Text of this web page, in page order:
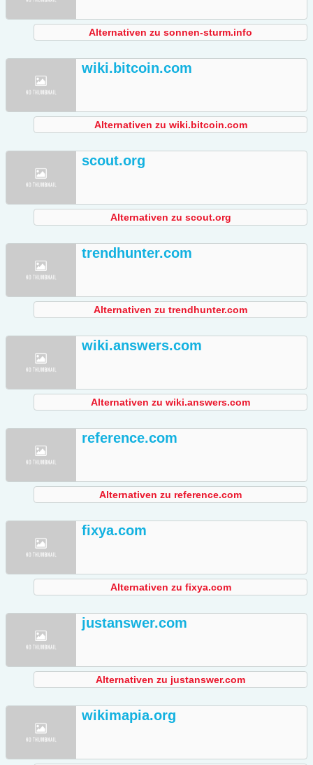
Alternativen zu sonnen-sturm.info
wiki.bitcoin.com
Alternativen zu wiki.bitcoin.com
scout.org
Alternativen zu scout.org
trendhunter.com
Alternativen zu trendhunter.com
wiki.answers.com
Alternativen zu wiki.answers.com
reference.com
Alternativen zu reference.com
fixya.com
Alternativen zu fixya.com
justanswer.com
Alternativen zu justanswer.com
wikimapia.org